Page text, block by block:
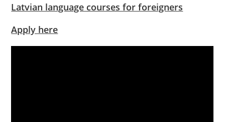
Latvian language courses for foreigners
Apply here